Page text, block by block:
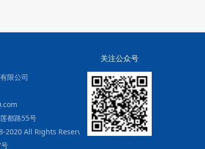
限公司
都路55号
2020 All Rights Reserved.
关注公众号